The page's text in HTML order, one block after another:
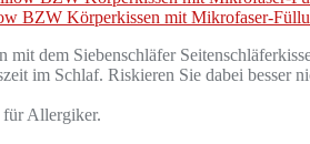
BZW Körperkissen mit Mikrofaser-
Siebenschläfer
im Schlaf. Riskieren Sie dabei besser
Allergiker.